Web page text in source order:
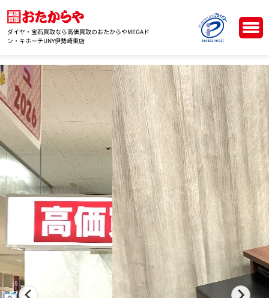
ダイヤ・宝石買取なら高価買取のおたからやMEGAド
ン・キホーテUNY伊勢崎東店